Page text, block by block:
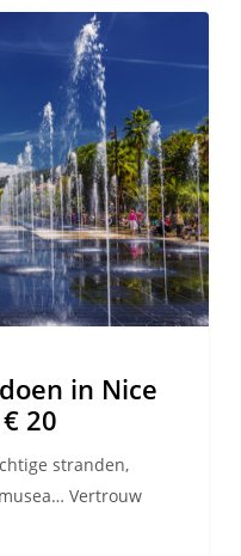
in Nice
20
stranden,
Vertrouw